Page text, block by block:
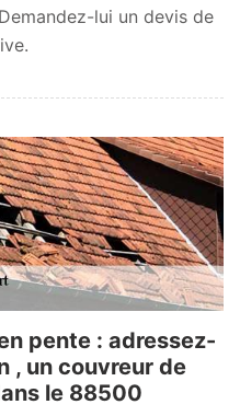
lui un devis de
pente : adressez-
, un couvreur de
le 88500